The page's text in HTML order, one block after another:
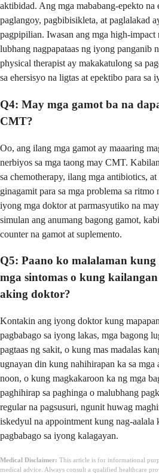
aktibidad. Ang mga mababang-epekto na
paglangoy, pagbibisikleta, at paglalakad
pagpipilian. Iwasan ang mga high-impact
lubhang nagpapataas ng iyong panganib
physical therapist ay makakatulong sa
sa ehersisyo na ligtas at epektibo para sa
Q4: May mga gamot ba na
CMT?
Oo, ang ilang mga gamot ay maaaring
nerbiyos sa mga taong may CMT.
sa chemotherapy, ilang mga antibiotics,
ginagamit para sa mga problema sa
iyong mga doktor at parmasyutiko na
simulan ang anumang bagong gamot,
counter na gamot at suplemento.
Q5: Paano ko malalaman
mga sintomas o kung
aking doktor?
Kontakin ang iyong doktor kung
pagbabago sa iyong lakas, mga bagong
pagtaas ng sakit, o kung mas madalas
ugnayan din kung nahihirapan ka sa mga
noon, o kung magkakaroon ka ng mga
paghihirap sa paghinga o malubhang
regular na pagsusuri, ngunit huwag
iskedyul na appointment kung nag-aalala
pagbabago sa iyong kalagayan.
Medical Disclaimer: This article is for informational
medical advice. Always consult a qualified healthcare